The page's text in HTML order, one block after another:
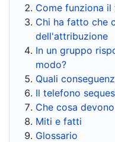
Come funziona
Chi ha fatto che
dell'attribuzione
In un gruppo
modo?
Quali
Il telefono
Che cosa
Miti e fatti
Glossario